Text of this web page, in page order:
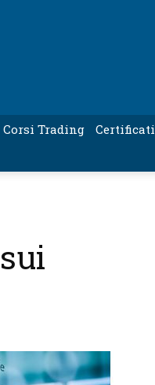
Corsi Trading Certificati